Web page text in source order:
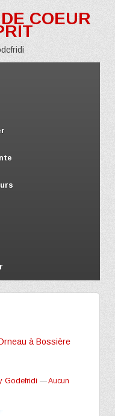
COEUR
à Bossière
Godefridi —Aucun